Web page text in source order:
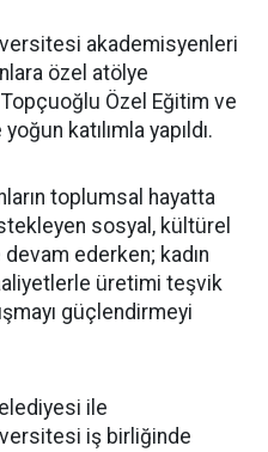
akademisyenleri
özel atölye
Özel Eğitim ve
katılımla yapıldı.
toplumsal hayatta
sosyal, kültürel
ederken; kadın
üretimi teşvik
güçlendirmeyi
ile
iş birliğinde